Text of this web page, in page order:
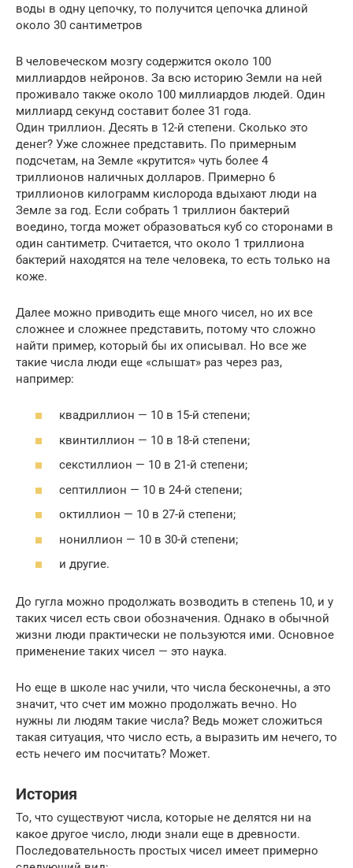
воды в одну цепочку, то получится цепочка длиной
около 30 сантиметров
В человеческом мозгу содержится около 100
миллиардов нейронов. За всю историю Земли на ней
проживало также около 100 миллиардов людей. Один
миллиард секунд составит более 31 года.
Один триллион. Десять в 12-й степени. Сколько это
денег? Уже сложнее представить. По примерным
подсчетам, на Земле «крутится» чуть более 4
триллионов наличных долларов. Примерно 6
триллионов килограмм кислорода вдыхают люди на
Земле за год. Если собрать 1 триллион бактерий
воедино, тогда может образоваться куб со сторонами в
один сантиметр. Считается, что около 1 триллиона
бактерий находятся на теле человека, то есть только на
коже.
Далее можно приводить еще много чисел, но их все
сложнее и сложнее представить, потому что сложно
найти пример, который бы их описывал. Но все же
такие числа люди еще «слышат» раз через раз,
например:
квадриллион — 10 в 15-й степени;
квинтиллион — 10 в 18-й степени;
секстиллион — 10 в 21-й степени;
септиллион — 10 в 24-й степени;
октиллион — 10 в 27-й степени;
нониллион — 10 в 30-й степени;
и другие.
До гугла можно продолжать возводить в степень 10, и у
таких чисел есть свои обозначения. Однако в обычной
жизни люди практически не пользуются ими. Основное
применение таких чисел — это наука.
Но еще в школе нас учили, что числа бесконечны, а это
значит, что счет им можно продолжать вечно. Но
нужны ли людям такие числа? Ведь может сложиться
такая ситуация, что число есть, а выразить им нечего, то
есть нечего им посчитать? Может.
История
То, что существуют числа, которые не делятся ни на
какое другое число, люди знали еще в древности.
Последовательность простых чисел имеет примерно